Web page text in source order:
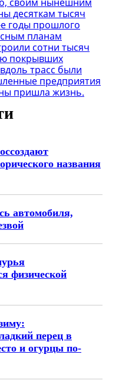
десяткам тысяч
годы прошлого
планам
сотни тысяч
покрывших
трасс были
предприятия
пришла жизнь.
названия
автомобиля,
физической
перец в
и огурцы по-